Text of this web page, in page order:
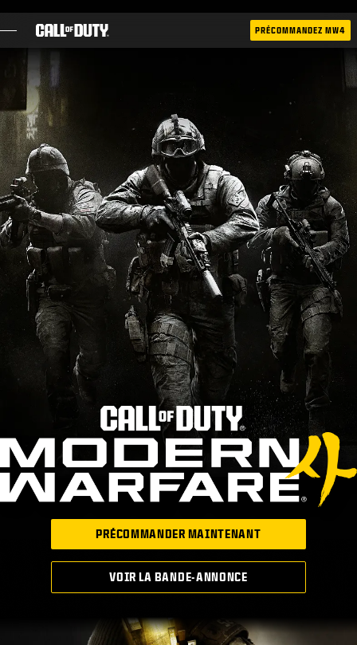
ACTUS
BOUTIQUE
ESPORT
ASSISTANCE
CONNEXION|S'INSCRIRE
PRÉCOMMANDEZ MW4
PRÉCOMMANDER MAINTENANT
VOIR LA BANDE-ANNONCE